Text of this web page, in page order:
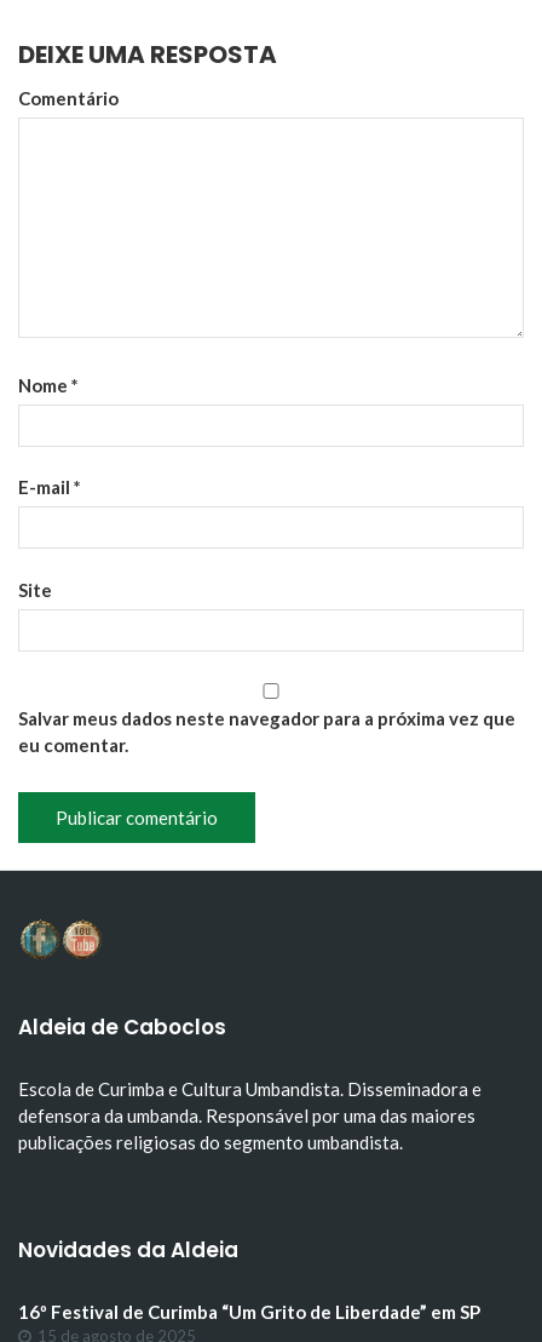
DEIXE UMA RESPOSTA
Comentário
Nome *
E-mail *
Site
Salvar meus dados neste navegador para a próxima vez que
eu comentar.
Aldeia de Caboclos
Escola de Curimba e Cultura Umbandista. Disseminadora e
defensora da umbanda. Responsável por uma das maiores
publicações religiosas do segmento umbandista.
Novidades da Aldeia
16º Festival de Curimba “Um Grito de Liberdade” em SP
15 de agosto de 2025